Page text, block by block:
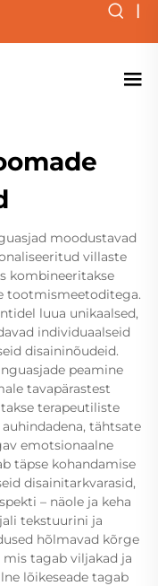
|
moodustavad
villaste
kombineeritakse
tootmismeetoditega.
luua unikaalsed,
individuaalseid
disaininõudeid.
peamine
tavapärastest
terapeutiliste
tähtsate
emotsionaalne
täpse kohandamise
disainitarkvarasid,
– näole ja keha
tekstuurini ja
hõlmavad kõrge
tagab viljakad ja
lõikeseade tagab